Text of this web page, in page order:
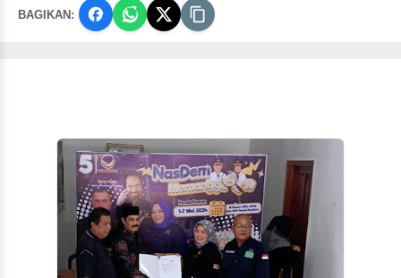
BAGIKAN: